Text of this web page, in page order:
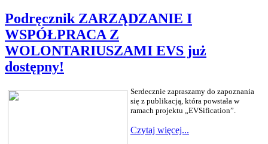
Podręcznik ZARZĄDZANIE I
WSPÓŁPRACA Z
WOLONTARIUSZAMI EVS już
dostępny!
Serdecznie zapraszamy do zapoznania
się z publikacją, która powstała w
ramach projektu „EVSification”.
Czytaj więcej...